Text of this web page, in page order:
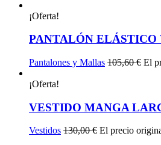
¡Oferta!
PANTALÓN ELÁSTICO
Pantalones y Mallas 105,60€ El
¡Oferta!
VESTIDO MANGA
Vestidos 130,00€ El precio